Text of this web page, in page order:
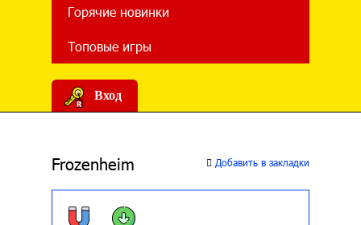
Горячие новинки
Топовые игры
Вход
Frozenheim Добавить в закладки